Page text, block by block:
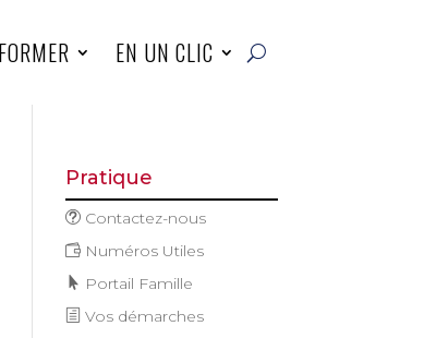
EN UN CLIC
Pratique
Contactez-nous
Numéros Utiles
Portail Famille
Vos démarches